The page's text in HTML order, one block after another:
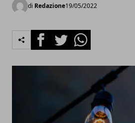
di Redazione19/05/2022
FacebookTwitterWhatsapp